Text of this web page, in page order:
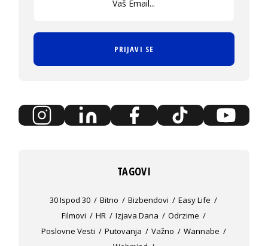
PRIJAVI SE
TAGOVI
30 Ispod 30 Bitno Bizbendovi
Easy Life
Filmovi
HR Izjava Dana
Odrzime
Poslovne Vesti
Putovanja Važno
Wannabe